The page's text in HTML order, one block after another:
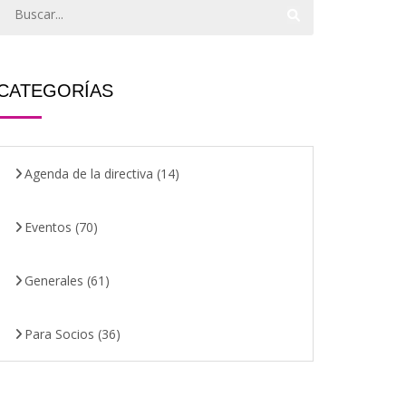
Agenda de la directiva (14)
Eventos (70)
Generales (61)
Para Socios (36)